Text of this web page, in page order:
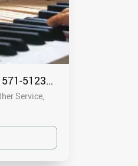
512341
Service